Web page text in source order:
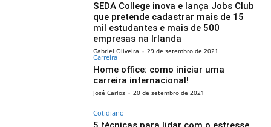
SEDA College inova e lança Jobs Club
que pretende cadastrar mais de 15
mil estudantes e mais de 500
empresas na Irlanda
Gabriel Oliveira - 29 de setembro de 2021
Carreira
Home office: como iniciar uma
carreira internacional!
José Carlos - 20 de setembro de 2021
Cotidiano